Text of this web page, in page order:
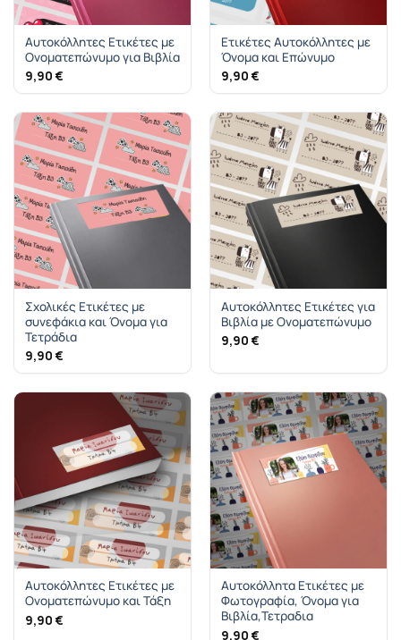
Αυτοκόλλητες Ετικέτες με
Ονοματεπώνυμο για Βιβλία
9,90 €
Ετικέτες Αυτοκόλλητες με
Όνομα και Επώνυμο
9,90 €
Σχολικές Ετικέτες με
συνεφάκια και Όνομα για
Τετράδια
9,90 €
Αυτοκόλλητες Ετικέτες για
Βιβλία με Ονοματεπώνυμο
9,90 €
Αυτοκόλλητες Ετικέτες με
Ονοματεπώνυμο και Τάξη
9,90 €
Αυτοκόλλητα Ετικέτες με
Φωτογραφία, Όνομα για
Βιβλία,Τετραδια
9,90 €